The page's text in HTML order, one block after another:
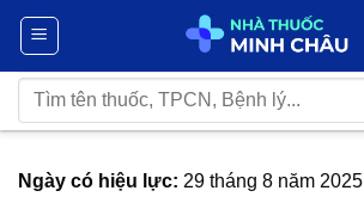
Chuyển
nội
dung
Tìm
kiếm:
Ngày có hiệu lực: 29 tháng 8 năm 2025